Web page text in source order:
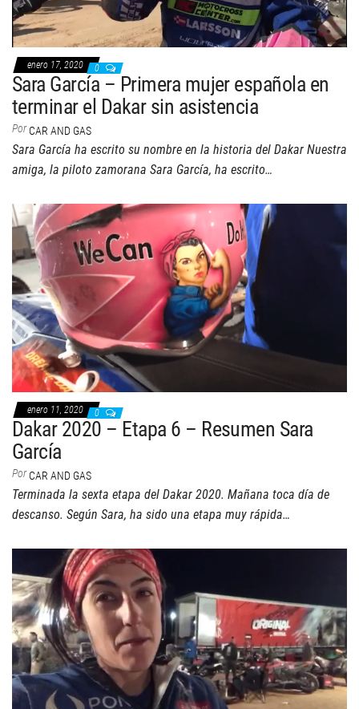
enero 17, 2020 0
Sara García – Primera mujer española en
terminar el Dakar sin asistencia
Por CAR AND GAS
Sara García ha escrito su nombre en la historia del Dakar Nuestra
amiga, la piloto zamorana Sara García, ha escrito…
enero 11, 2020 0
Dakar 2020 – Etapa 6 – Resumen Sara
García
Por CAR AND GAS
Terminada la sexta etapa del Dakar 2020. Mañana toca día de
descanso. Según Sara, ha sido una etapa muy rápida…